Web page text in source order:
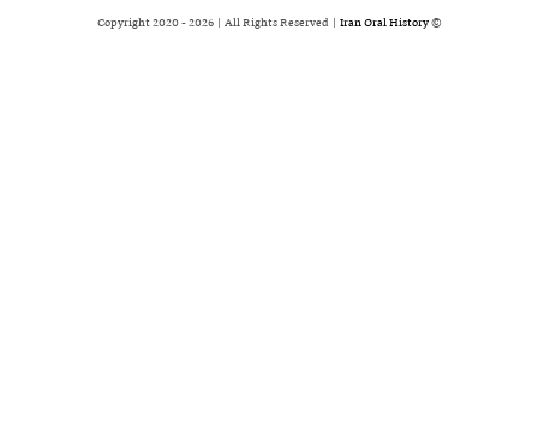
© Copyright 2020 -
2026 | All Rights Reserved | Iran Oral History